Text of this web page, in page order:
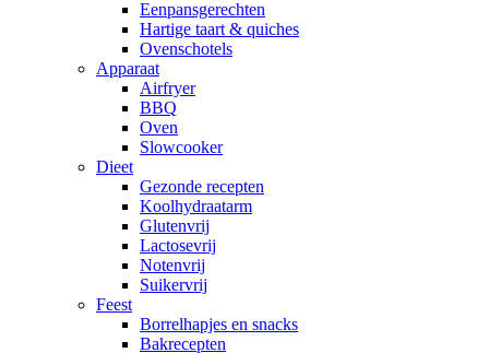
Eenpansgerechten
Hartige taart & quiches
Ovenschotels
Apparaat
Airfryer
BBQ
Oven
Slowcooker
Dieet
Gezonde recepten
Koolhydraatarm
Glutenvrij
Lactosevrij
Notenvrij
Suikervrij
Feest
Borrelhapjes en snacks
Bakrecepten